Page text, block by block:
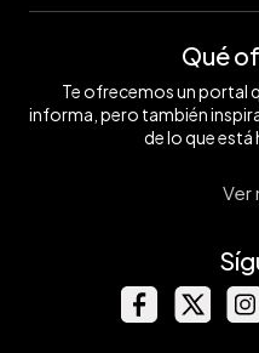
Qué
Te ofrecemos un portal
informa, pero también
de lo que está
Ver